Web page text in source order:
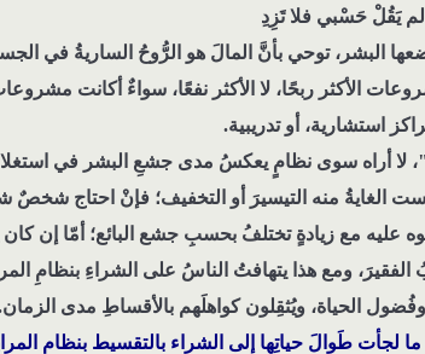
يَقُلْ حَسْبي فلا تَزِدِ
البشر، توحي بأنَّ المالَ هو الرُّوحُ الساريةُ في
الأكثر ربحًا، لا الأكثر نفعًا، سواءٌ أكانت
استشارية، أو تدريبية.
لا أراه سوى نظامٍ يعكسُ مدى جشعِ البشر في
الغايةُ منه التيسيرَ أو التخفيف؛ فإنْ احتاج
مع زيادةٍ تختلفُ بحسبِ جشع البائع؛ أمّا إن كان
الفقيرَ، ومع هذا يتهافتُ الناسُ على الشراءِ بنظامِ
الحياة، ويُثقِلون كواهلَهم بالأقساطِ مدى
لجأت طَوالَ حياتِها إلى الشراء بالتقسيط بنظام